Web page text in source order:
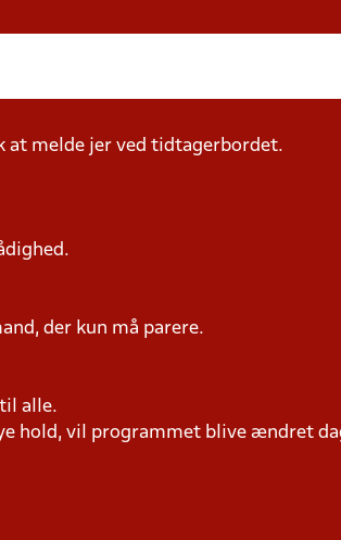
at melde jer ved tidtagerbordet.
der kun må parere.
alle.
hold, vil programmet blive ændret